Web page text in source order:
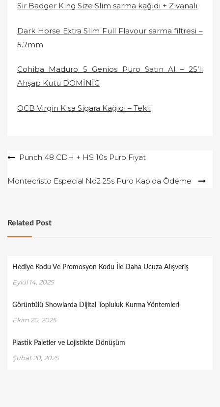
Sir Badger King Size Slim sarma kağıdı + Zıvanalı
Dark Horse Extra Slim Full Flavour sarma filtresi –
5.7mm
Cohiba Maduro 5 Genios Puro Satın Al – 25’li
Ahşap Kutu DOMİNİC
OCB Virgin Kısa Sigara Kağıdı – Tekli
YazıPunch 48 CDH + HS 10s Puro Fiyat
Montecristo Especial No2 25s Puro Kapıda Ödeme
Related Post
Hediye Kodu Ve Promosyon Kodu İle Daha Ucuza Alışveriş
Eylül 14, 2025
Görüntülü Showlarda Dijital Topluluk Kurma Yöntemleri
Ekim 20, 2025
Plastik Paletler ve Lojistikte Dönüşüm
Şubat 20, 2025